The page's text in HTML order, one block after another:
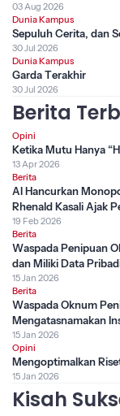
03 Aug 2026
Dunia Kampus
Sepuluh Cerita, dan
30 Jul 2026
Dunia Kampus
Garda Terakhir
30 Jul 2026
Berita
Opini
Ketika Mutu Hanya
13 Apr 2026
Berita
AI Hancurkan
Rhenald Kasali Ajak
19 Feb 2026
Berita
Waspada Penipuan
dan Miliki Data
15 Jan 2026
Berita
Waspada Oknum
Mengatasnamakan
15 Jan 2026
Opini
Mengoptimalkan
15 Jan 2026
Kisah